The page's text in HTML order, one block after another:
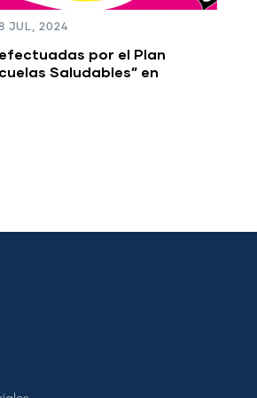
2024
por el Plan
Saludables” en